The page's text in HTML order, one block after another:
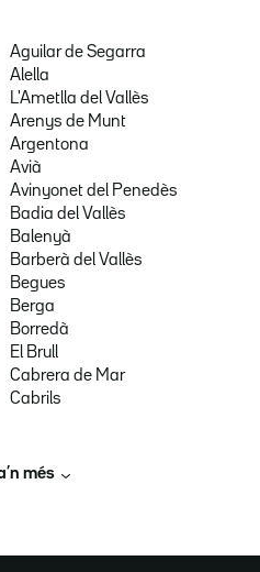
Aguilar de Segarra
Alella
L'Ametlla del Vallès
Arenys de Munt
Argentona
Avià
Avinyonet del Penedès
Badia del Vallès
Balenyà
Barberà del Vallès
Begues
Berga
Borredà
El Brull
Cabrera de Mar
Cabrils
més